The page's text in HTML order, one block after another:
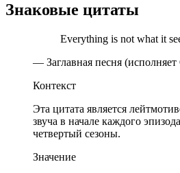
Знаковые цитаты
Everything is not what it
— Заглавная песня
Контекст
Эта цитата является
звуча в начале каждого
четвертый сезоны.
Значение